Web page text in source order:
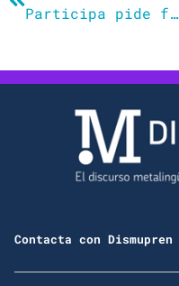
Participa pide formación contra la violencia de género y lenguaje no sexista en las contrataciones municipales
Contacta con Dismupren